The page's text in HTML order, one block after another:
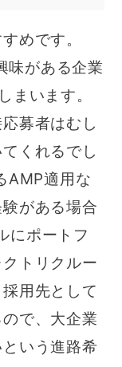
めです。
味がある企業
まいます。
募者はむし
くれるでし
AMP適用な
がある場合
にポートフ
トリクルー
用先として
で、大企業
いう進路希